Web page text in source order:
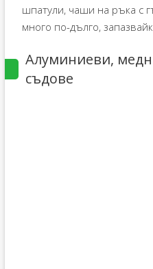
шпатули, чаши на ръка с
много по-дълго,
Алуминиеви,
съдове